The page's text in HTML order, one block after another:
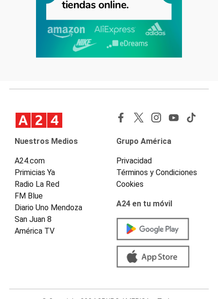
Nuestros Medios
A24.com
Primicias Ya
Radio La Red
FM Blue
Diario Uno Mendoza
San Juan 8
América TV
Grupo América
Privacidad
Términos y Condiciones
Cookies
A24 en tu móvil